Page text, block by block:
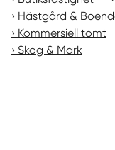
Hästgård &
Kommersiell tomt
Skog & Mark